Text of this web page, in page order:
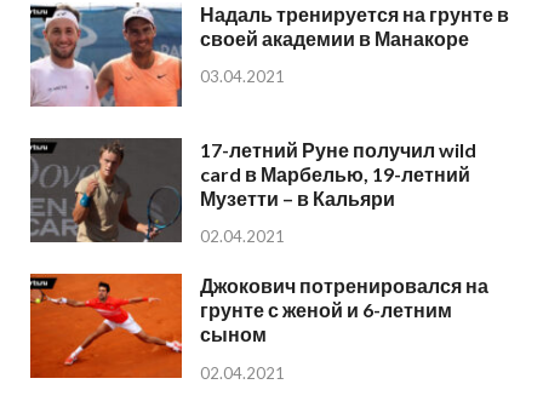
Надаль тренируется на грунте в
своей академии в Манакоре
03.04.2021
17-летний Руне получил wild
card в Марбелью, 19-летний
Музетти – в Кальяри
02.04.2021
Джокович потренировался на
грунте с женой и 6-летним
сыном
02.04.2021